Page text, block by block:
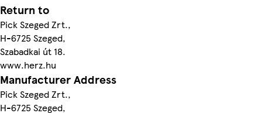
Return to
Pick Szeged Zrt.,
H-6725 Szeged,
Szabadkai út 18.
www.herz.hu
Manufacturer Address
Pick Szeged Zrt.,
H-6725 Szeged,